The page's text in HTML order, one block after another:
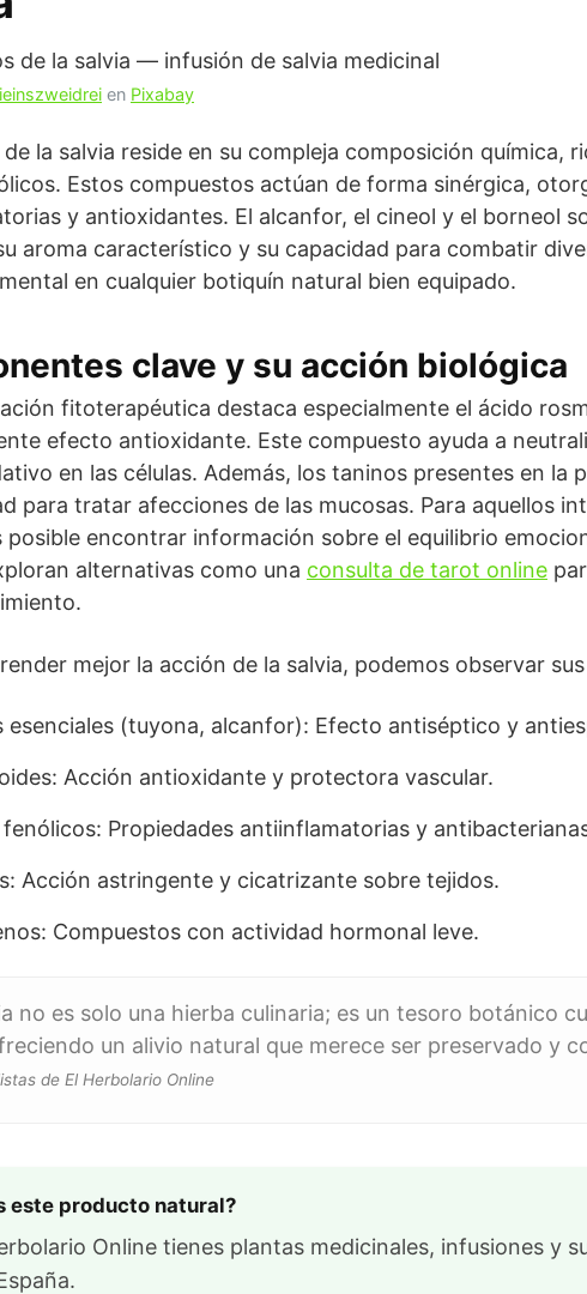
en Pixabay
la salvia reside en su compleja composición química,
Estos compuestos actúan de forma sinérgica,
y antioxidantes. El alcanfor, el cineol y el borneol
aroma característico y su capacidad para combatir
en cualquier botiquín natural bien equipado.
clave y su acción biológica
fitoterapéutica destaca especialmente el ácido
efecto antioxidante. Este compuesto ayuda a
en las células. Además, los taninos presentes en
para tratar afecciones de las mucosas. Para aquellos
posible encontrar información sobre el equilibrio
alternativas como una consulta de tarot online
mejor la acción de la salvia, podemos observar
esenciales (tuyona, alcanfor): Efecto antiséptico y
Acción antioxidante y protectora vascular.
Propiedades antiinflamatorias y
Acción astringente y cicatrizante sobre tejidos.
Compuestos con actividad hormonal leve.
no es solo una hierba culinaria; es un tesoro botánico
un alivio natural que merece ser preservado y
de El Herbolario Online
este producto natural?
Online tienes plantas medicinales, infusiones y